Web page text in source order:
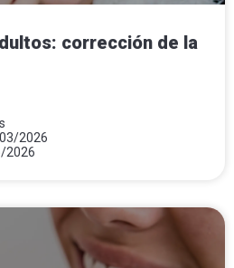
corrección de la
2026
2026